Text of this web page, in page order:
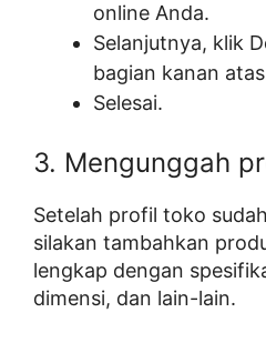
online Anda.
Selanjutnya, klik
bagian kanan
Selesai.
3. Mengunggah
Setelah profil toko
silakan tambahkan
lengkap dengan
dimensi, dan lain-lain.